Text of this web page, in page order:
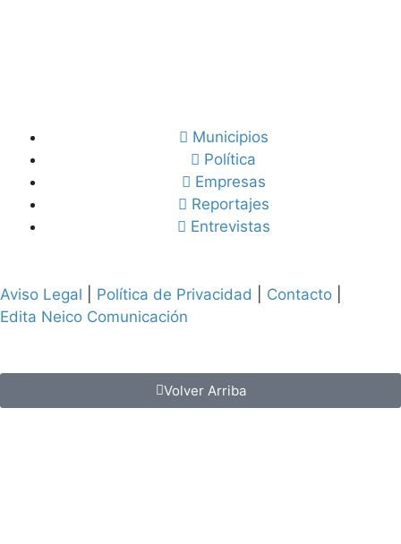
Municipios
Política
Empresas
Reportajes
Entrevistas
Aviso Legal Política de Privacidad Contacto
Edita Neico Comunicación
Volver Arriba